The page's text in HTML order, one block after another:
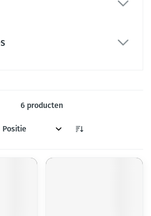
6producten
Sorteer op: